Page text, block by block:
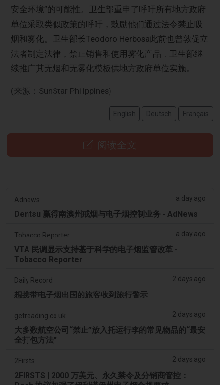
安全环境”的可能性。卫生部重申了呼吁所有地方政府
单位采取类似政策的呼吁，鼓励他们通过法令禁止吸
烟和雾化。卫生部长Teodoro Herbosa此前也曾敦促立
法者制定法律，禁止销售和使用雾化产品，卫生部继
续推广其无烟和无雾化模板供地方政府单位实施。
(来源：SunStar Philippines)
English Deutsch Français
阅读全文
Adnews a day ago
Dentsu 赢得南澳州戒烟与电子烟控制业务 - AdNews
Tobacco Reporter a day ago
VTA 民调显示支持基于科学的电子烟监管改革 -
Tobacco Reporter
Daily Record 2 days ago
想携带电子烟出国的旅客收到旅行警示
getreading.co.uk 2 days ago
大多数航空公司“禁止”放入托运行李的常见物品的“最安
全打包方法”
2Firsts 2 days ago
2FIRSTS | 2000 万美元、永久禁令及分销商管控：